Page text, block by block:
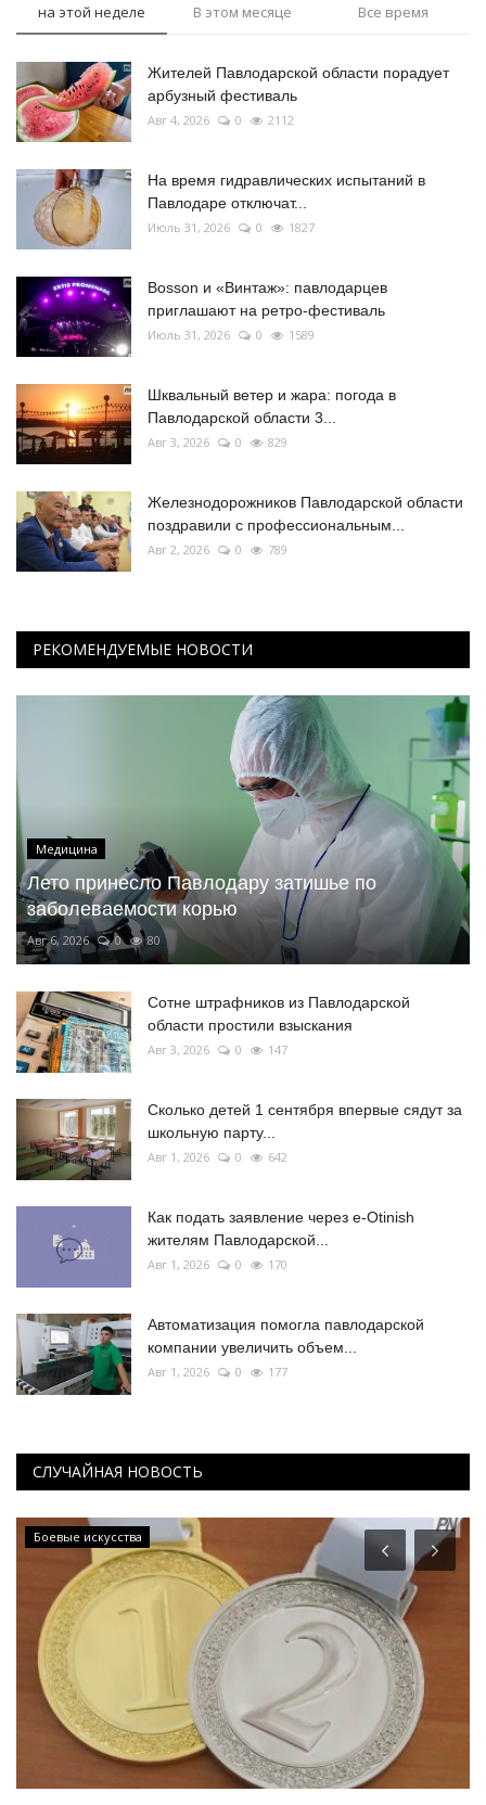
на этой неделе В этом месяце Все время
Жителей Павлодарской области порадует
арбузный фестиваль
Авг 4, 2026 0 2112
На время гидравлических испытаний в
Павлодаре отключат...
Июль 31, 2026 0 1827
Bosson и «Винтаж»: павлодарцев
приглашают на ретро-фестиваль
Июль 31, 2026 0 1589
Шквальный ветер и жара: погода в
Павлодарской области 3...
Авг 3, 2026 0 829
Железнодорожников Павлодарской области
поздравили с профессиональным...
Авг 2, 2026 0 789
РЕКОМЕНДУЕМЫЕ НОВОСТИ
Медицина
Лето принесло Павлодару затишье по
заболеваемости корью
Авг 6, 2026 0 80
Сотне штрафников из Павлодарской
области простили взыскания
Авг 3, 2026 0 147
Сколько детей 1 сентября впервые сядут за
школьную парту...
Авг 1, 2026 0 642
Как подать заявление через e-Otinish
жителям Павлодарской...
Авг 1, 2026 0 170
Автоматизация помогла павлодарской
компании увеличить объем...
Авг 1, 2026 0 177
СЛУЧАЙНАЯ НОВОСТЬ
Боевые искусства